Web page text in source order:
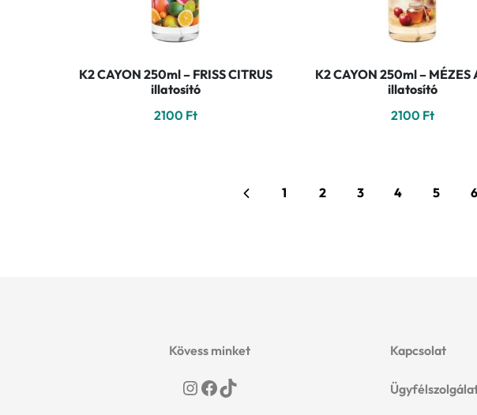
K2 CAYON 250ml – FRISS CITRUS
illatosító
2100 Ft
K2 CAYON 250ml – MÉZES
illatosító
2100 Ft
1 2 3 4 5 6
Kövess minket
Instagram
Facebook
TikTok
Kapcsolat